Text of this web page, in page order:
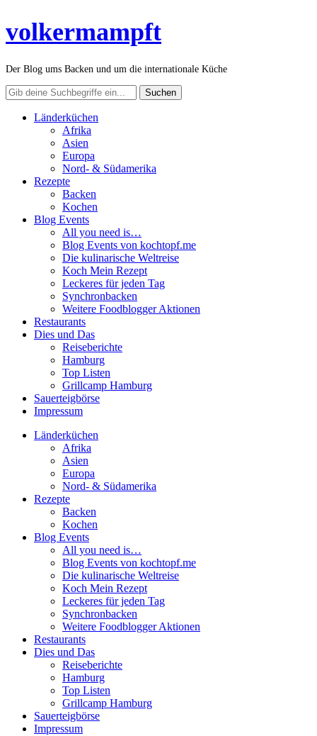
volkermampft
Der Blog ums Backen und um die internationale Küche
Länderküchen
Afrika
Asien
Europa
Nord- & Südamerika
Rezepte
Backen
Kochen
Blog Events
All you need is…
Blog Events von kochtopf.me
Die kulinarische Weltreise
Koch Mein Rezept
Leckeres für jeden Tag
Synchronbacken
Weitere Foodblogger Aktionen
Restaurants
Dies und Das
Reiseberichte
Hamburg
Top Listen
Grillcamp Hamburg
Sauerteigbörse
Impressum
Länderküchen
Afrika
Asien
Europa
Nord- & Südamerika
Rezepte
Backen
Kochen
Blog Events
All you need is…
Blog Events von kochtopf.me
Die kulinarische Weltreise
Koch Mein Rezept
Leckeres für jeden Tag
Synchronbacken
Weitere Foodblogger Aktionen
Restaurants
Dies und Das
Reiseberichte
Hamburg
Top Listen
Grillcamp Hamburg
Sauerteigbörse
Impressum